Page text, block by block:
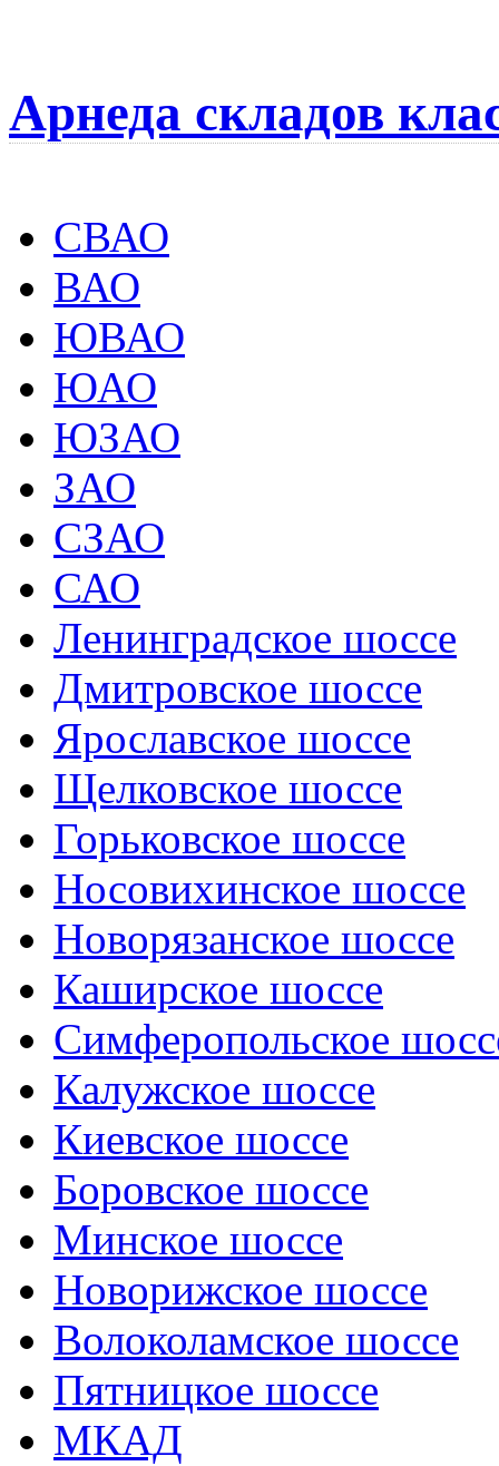
Арнеда складов
СВАО
ВАО
ЮВАО
ЮАО
ЮЗАО
ЗАО
СЗАО
САО
Ленинградское шоссе
Дмитровское шоссе
Ярославское шоссе
Щелковское шоссе
Горьковское шоссе
Носовихинское шоссе
Новорязанское шоссе
Каширское шоссе
Симферопольское
Калужское шоссе
Киевское шоссе
Боровское шоссе
Минское шоссе
Новорижское шоссе
Волоколамское шоссе
Пятницкое шоссе
МКАД